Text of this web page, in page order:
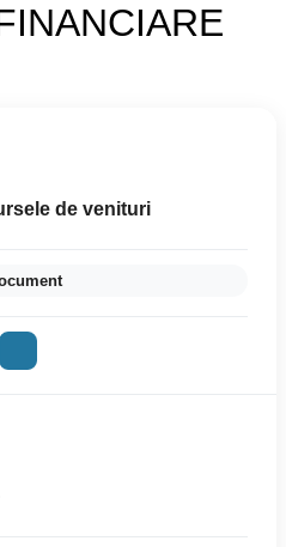
de venituri